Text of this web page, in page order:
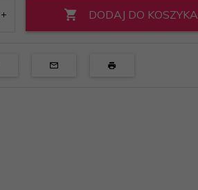
DODAJ DO KOSZYKA